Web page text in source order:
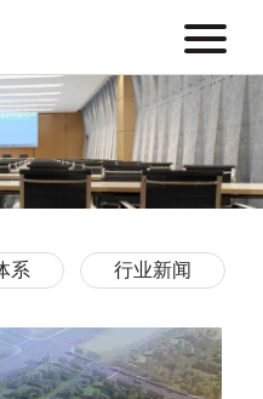
系 行业新闻